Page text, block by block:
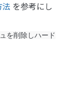
法 を参考にし
を削除しハード